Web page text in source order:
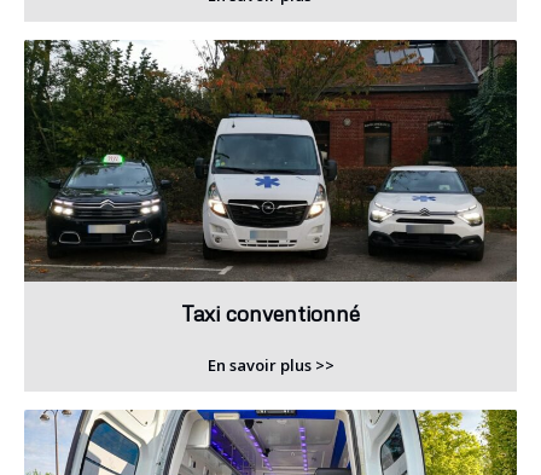
Taxi conventionné
En savoir plus >>